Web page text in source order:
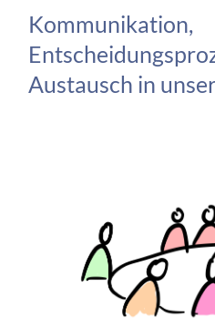
Kommunikation,
Austausch in